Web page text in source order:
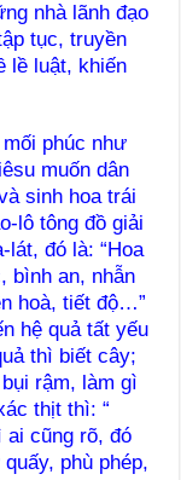
nhà lãnh đạo
tục, truyền
lề luật, khiến
phúc như
muốn dân
sinh hoa trái
lô tông đồ giải
đó là: “Hoa
bình an, nhẫn
hoà, tiết độ…”
hệ quả tất yếu
thì biết cây;
rậm, làm gì
thịt thì: “
ai cũng rõ, đó
phù phép,